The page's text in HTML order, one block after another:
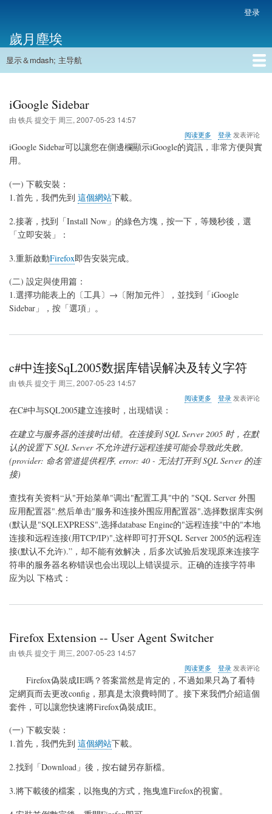
主
内
帐
户
菜
登录
歲月塵埃
主显示＆mdash; 主导航
iGoogle Sidebar
由 铁兵提交于 周三, 2007-05-23 14:57
阅读更多
于
iGoogle
登录发表评论
iGoogle Sidebar可以讓您在側邊欄顯示iGoogle的資訊，非常方便與實
用。
(一) 下載安裝：
1.首先，我們先到 這個網站下載。
2.接著，找到「Install Now」的綠色方塊，按一下，等幾秒後，選
「立即安裝」：
3.重新啟動Firefox即告安裝完成。
(二) 設定與使用篇：
1.選擇功能表上的〔工具〕→〔附加元件〕，並找到「iGoogle
Sidebar」，按「選項」。
c#中连接SqL2005数据库错误解决及转义字符
由 铁兵提交于 周三, 2007-05-23 14:57
阅读更多
连
接
SqL2005
错
误
解
决
及
转
义
登录发表评论
在C#中与SQL2005建立连接时，出现错误：
在建立与服务器的连接时出错。在连接到 SQL Server 2005 时，在默
认的设置下 SQL Server 不允许进行远程连接可能会导致此失败。
(provider: 命名管道提供程序, error: 40 - 无法打开到 SQL Server 的连
接)
查找有关资料“从"开始菜单"调出"配置工具"中的 "SQL Server 外围
应用配置器".然后单击"服务和连接外围应用配置器",选择数据库实例
(默认是"SQLEXPRESS",选择database Engine的"远程连接"中的"本地
连接和远程连接(用TCP/IP)",这样即可打开SQL Server 2005的远程连
接(默认不允许).”，却不能有效解决，后多次试验后发现原来连接字
符串的服务器名称错误也会出现以上错误提示。正确的连接字符串
应为以 下格式：
Firefox Extension -- User Agent Switcher
由 铁兵提交于 周三, 2007-05-23 14:57
阅读更多
于
Firefox
Extension
登录发表评论
Firefox偽裝成IE嗎？答案當然是肯定的，不過如果只為了看特
定網頁而去更改config，那真是太浪費時間了。接下來我們介紹這個
套件，可以讓您快速將Firefox偽裝成IE。
(一) 下載安裝：
1.首先，我們先到 這個網站下載。
2.找到「Download」後，按右鍵另存新檔。
3.將下載後的檔案，以拖曳的方式，拖曳進Firefox的視窗。